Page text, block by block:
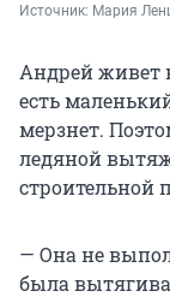
Источник: Мария
Андрей живет
есть
мерзнет.
ледяной
строительной
— Она не
была